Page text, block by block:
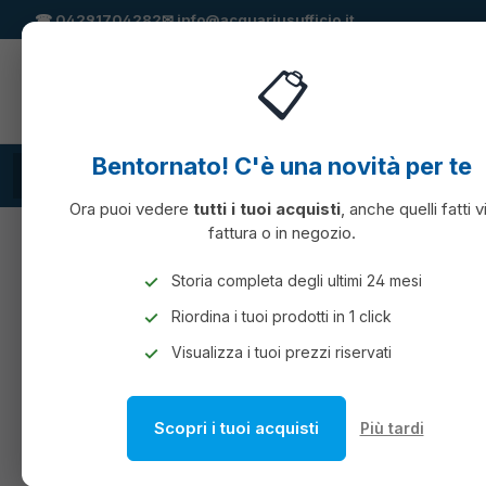
Passa alla navigazione principale
☎04291704282✉info@acquariusufficio.it
TUTTE LE CATEGORIE Cartucce compatibili CONSUMABILI
MACCHINE PER L'UFFICIO PLASTIFICATRICI E
POUCHES PER
📋
Bentornato! C'è una novità per te
Ora puoi vedere tutti i tuoi acquisti, anche quelli fatti
fattura o in negozio.
Storia completa degli ultimi 24 mesi
Riordina i tuoi prodotti in 1 click
Visualizza i tuoi prezzi riservati
Scopri i tuoi acquisti Più tardi